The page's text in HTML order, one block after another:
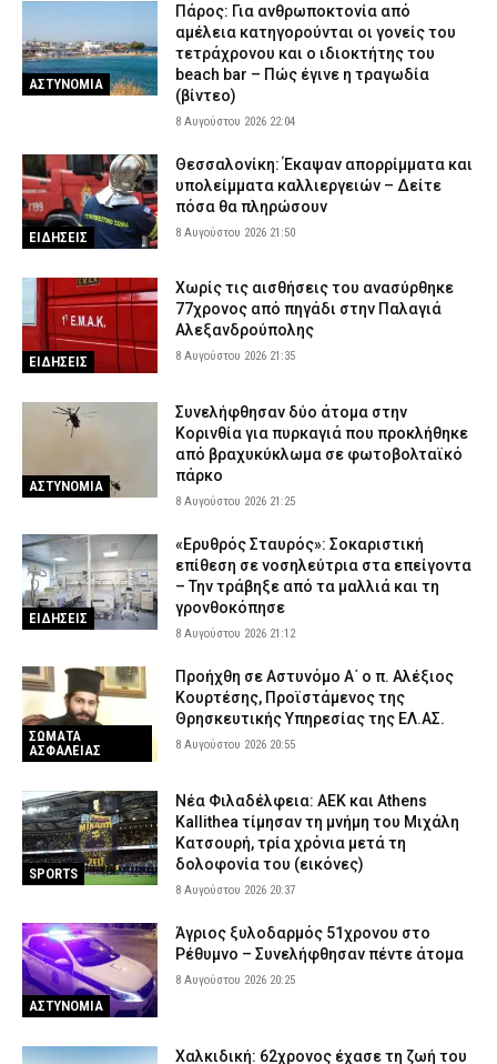
Έβρος: Αστυνομικοί τσάκωσαν αλλοδαπούς διακινητές που
μετέφεραν 12 παράνομους μετανάστες
ΑΣΤΥΝΟΜΙΑ 8 Αυγούστου 2026 14:18
ΑΣΤΥΝΟΜΙΑ
Πάρος: Για ανθρωποκτονία από
αμέλεια κατηγορούνται οι γονείς του
τετράχρονου και ο ιδιοκτήτης του
beach bar – Πώς έγινε η τραγωδία
(βίντεο)
8 Αυγούστου 2026 22:04
ΕΙΔΗΣΕΙΣ
Θεσσαλονίκη: Έκαψαν απορρίμματα και
υπολείμματα καλλιεργειών – Δείτε
πόσα θα πληρώσουν
8 Αυγούστου 2026 21:50
ΕΙΔΗΣΕΙΣ
Χωρίς τις αισθήσεις του ανασύρθηκε
77χρονος από πηγάδι στην Παλαγιά
Αλεξανδρούπολης
8 Αυγούστου 2026 21:35
ΑΣΤΥΝΟΜΙΑ
Συνελήφθησαν δύο άτομα στην
Κορινθία για πυρκαγιά που προκλήθηκε
από βραχυκύκλωμα σε φωτοβολταϊκό
πάρκο
8 Αυγούστου 2026 21:25
ΕΙΔΗΣΕΙΣ
«Ερυθρός Σταυρός»: Σοκαριστική
επίθεση σε νοσηλεύτρια στα επείγοντα
– Την τράβηξε από τα μαλλιά και τη
γρονθοκόπησε
8 Αυγούστου 2026 21:12
ΣΩΜΑΤΑ
ΑΣΦΑΛΕΙΑΣ
Προήχθη σε Αστυνόμο Α΄ ο π. Αλέξιος
Κουρτέσης, Προϊστάμενος της
Θρησκευτικής Υπηρεσίας της ΕΛ.ΑΣ.
8 Αυγούστου 2026 20:55
SPORTS
Νέα Φιλαδέλφεια: ΑΕΚ και Athens
Kallithea τίμησαν τη μνήμη του Μιχάλη
Κατσουρή, τρία χρόνια μετά τη
δολοφονία του (εικόνες)
8 Αυγούστου 2026 20:37
ΑΣΤΥΝΟΜΙΑ
Άγριος ξυλοδαρμός 51χρονου στο
Ρέθυμνο – Συνελήφθησαν πέντε άτομα
8 Αυγούστου 2026 20:25
Χαλκιδική: 62χρονος έχασε τη ζωή του